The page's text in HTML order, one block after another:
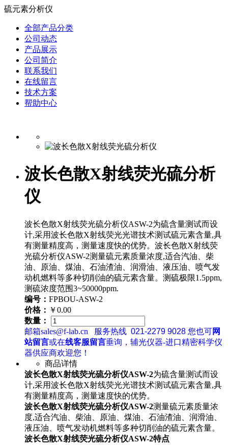
硫元素分析仪
全部产品分类
公司动态
产品展示
公司简介
联系我们
在线留言
技术方案
帮助中心
波长色散X射线荧光硫分析
仪
波长色散X射线荧光硫分析仪ASW-2为硫含量测试而设
计,采用波长色散X射线荧光光谱技术测试硫元素含量,具
有测量精度高，测量速度快的优势。波长色散X射线荧
光硫分析仪ASW-2测量硫元素质量浓度,适合汽油、柴
油、原油、煤油、石油渣油、润滑油、液压油、喷气发
动机燃料等多种切削油的硫元素含量。测硫极限1.5ppm,
测硫浓度范围3~50000ppm.
编号： FPBOU-ASW-2
价格： ￥0.00
数量：
邮箱sales@f-lab.cn
服务热线 021-2279 9028 您也可网
站留言或在线客服留言垂询，辅光仪器-进口精密科学仪
器供应商欢迎您！
商品详情
波长色散X射线荧光硫分析仪ASW-2为硫含量测试而设
计,采用波长色散X射线荧光光谱技术测试硫元素含量,具
有测量精度高，测量速度快的优势。
波长色散X射线荧光硫分析仪ASW-2测量硫元素质量浓
度,适合汽油、柴油、原油、煤油、石油渣油、润滑油、
液压油、喷气发动机燃料等多种切削油的硫元素含量。
波长色散X射线荧光硫分析仪ASW-2特点